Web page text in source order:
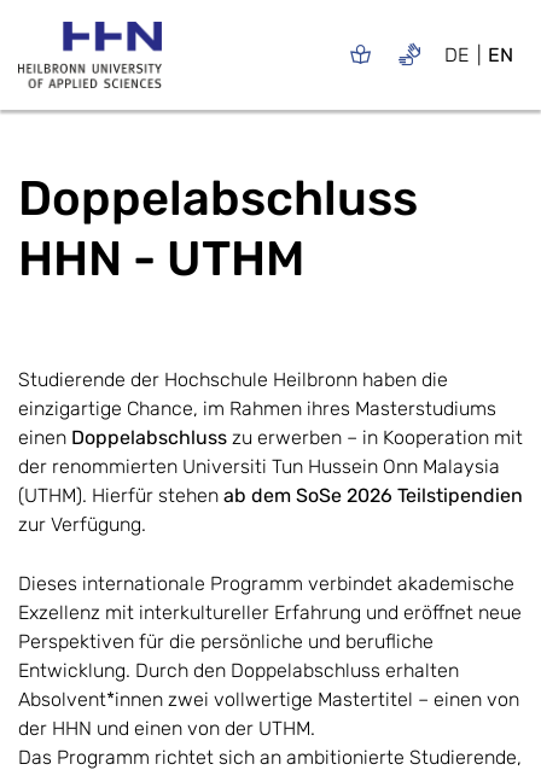
DE EN
Doppelabschluss
HHN - UTHM
Studierende der Hochschule Heilbronn haben die
einzigartige Chance, im Rahmen ihres Masterstudiums
einen Doppelabschluss zu erwerben – in Kooperation mit
der renommierten Universiti Tun Hussein Onn Malaysia
(UTHM). Hierfür stehen ab dem SoSe 2026 Teilstipendien
zur Verfügung.
Dieses internationale Programm verbindet akademische
Exzellenz mit interkultureller Erfahrung und eröffnet neue
Perspektiven für die persönliche und berufliche
Entwicklung. Durch den Doppelabschluss erhalten
Absolvent*innen zwei vollwertige Mastertitel – einen von
der HHN und einen von der UTHM.
Das Programm richtet sich an ambitionierte Studierende,